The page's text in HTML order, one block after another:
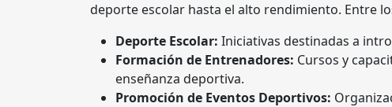
deporte escolar hasta el alto rendimiento. Entre
Deporte Escolar: Iniciativas destinadas a
Formación de Entrenadores: Cursos y
enseñanza deportiva.
Promoción de Eventos Deportivos: